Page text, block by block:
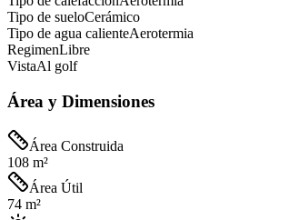
Tipo de sueloCerámico
Tipo de agua calienteAerotermia
RegimenLibre
VistaAl golf
Área y Dimensiones
Área Construida
108 m²
Área Útil
74 m²